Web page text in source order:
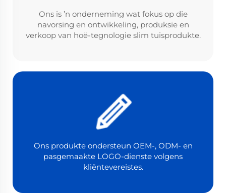
Ons is ’n onderneming wat fokus op die
navorsing en ontwikkeling, produksie en
verkoop van hoë-tegnologie slim tuisprodukte.
Ons produkte ondersteun OEM-, ODM- en
pasgemaakte LOGO-dienste volgens
kliëntevereistes.